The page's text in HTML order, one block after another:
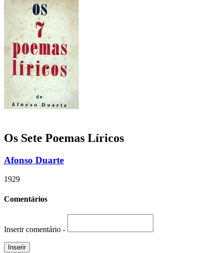
Os Sete Poemas Líricos
Afonso Duarte
1929
Comentários
Inserir comentário -